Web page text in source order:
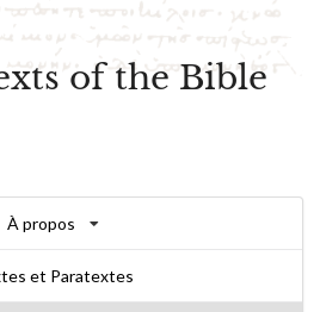
of the Bible
À propos
et Paratextes